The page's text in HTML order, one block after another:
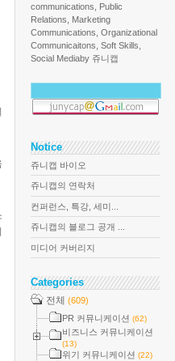
communications, Public
Relations, Marketing
Communications, Organizational
Communicaitons, Soft Skills,
Social Mediaby 쥬니캡
Notice
쥬니캡 바이오
쥬니캡의 연락처
컨퍼런스, 특강, 세미...
쥬니캡의 블로그 공개 ...
미디어 커버리지
Categories
전체 (609)
PR 커뮤니케이션 (62)
비즈니스 커뮤니케이션
(13)
위기 커뮤니케이션 (22)